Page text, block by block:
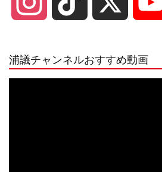
浦議チャンネルおすすめ動画